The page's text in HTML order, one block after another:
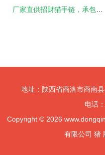
地址：陕西省商洛市商南
电话
Copyright © 2026
有限公司 猪